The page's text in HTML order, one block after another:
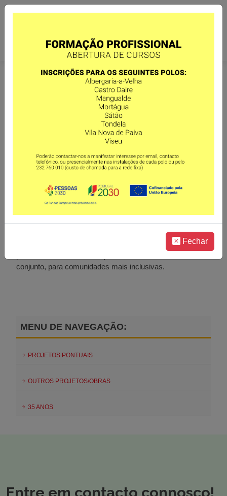
35 ANOS
No ano de 2024, a ASSOL assinalou os seus 35 anos.
Consideramos este mais um ano marcante na história da
inclusivas.Assim, procurámos assinalar esta data em
um resultado muito positivo, sobretudo no sentido de
cimentar a nossa presença em cada território e de
evidenciar que estamos para trabalhar com todos os
conjunto, para comunidades mais inclusivas.
MENU DE NAVEGAÇÃO:
PROJETOS PONTUAIS
OUTROS PROJETOS/OBRAS
35 ANOS
Entre em contacto connosco!
Fechar